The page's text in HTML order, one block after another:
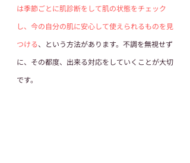
は季節ごとに肌診断をして肌の状態をチェック
し、今の自分の肌に安心して使えられるものを見
つける、という方法があります。不調を無視せず
に、その都度、出来る対応をしていくことが大切
です。